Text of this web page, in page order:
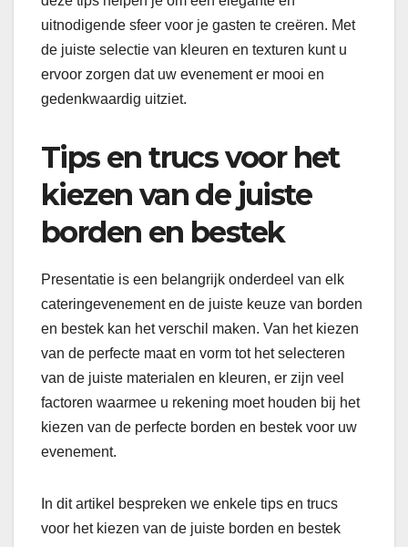
uitnodigende sfeer voor je gasten te creëren. Met
de juiste selectie van kleuren en texturen kunt u
ervoor zorgen dat uw evenement er mooi en
gedenkwaardig uitziet.
Tips en trucs voor het
kiezen van de juiste
borden en bestek
Presentatie is een belangrijk onderdeel van elk
cateringevenement en de juiste keuze van borden
en bestek kan het verschil maken. Van het kiezen
van de perfecte maat en vorm tot het selecteren
van de juiste materialen en kleuren, er zijn veel
factoren waarmee u rekening moet houden bij het
kiezen van de perfecte borden en bestek voor uw
evenement.
In dit artikel bespreken we enkele tips en trucs
voor het kiezen van de juiste borden en bestek